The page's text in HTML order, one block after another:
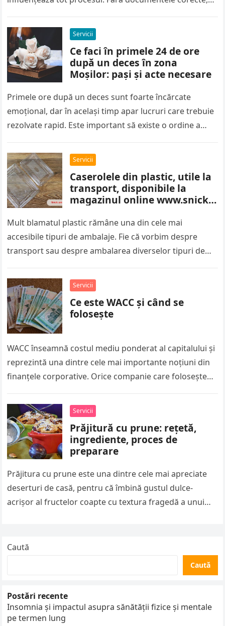
Servicii
Ce faci în primele 24 de ore
după un deces în zona
Moșilor: pași și acte necesare
Primele ore după un deces sunt foarte încărcate
emoțional, dar în același timp apar lucruri care trebuie
rezolvate rapid. Este important să existe o ordine a
Servicii
Caserolele din plastic, utile la
transport, disponibile la
magazinul online www.snick-
Mult blamatul plastic rămâne una din cele mai
accesibile tipuri de ambalaje. Fie că vorbim despre
transport sau despre ambalarea diverselor tipuri de
Servicii
Ce este WACC și când se
folosește
WACC înseamnă costul mediu ponderat al capitalului și
reprezintă una dintre cele mai importante noțiuni din
finanțele corporative. Orice companie care folosește
Servicii
Prăjitură cu prune: rețetă,
ingrediente, proces de
preparare
Prăjitura cu prune este una dintre cele mai apreciate
deserturi de casă, pentru că îmbină gustul dulce-
acrișor al fructelor coapte cu textura fragedă a unui
Caută
Caută
Postări recente
Insomnia și impactul asupra sănătății fizice și mentale
pe termen lung